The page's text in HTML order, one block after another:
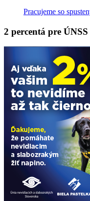
Pracujeme so
2 percentá pre ÚNSS